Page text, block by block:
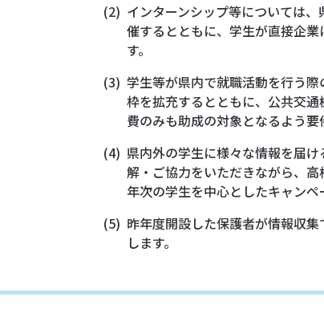
インターンシップ等については
催するとともに、学生が直接企
す。
学生等が県内で就職活動を行う
枠を拡充するとともに、公共交
費のみも助成の対象となるよう要
県内外の学生に様々な情報を届
解・ご協力をいただきながら、
年次の学生を中心としたキャンペ
昨年度開設した保護者が情報収
します。